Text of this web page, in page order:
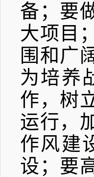
备；要
大项目
围和广
为培养
作，树
运行，
作风建
设；要